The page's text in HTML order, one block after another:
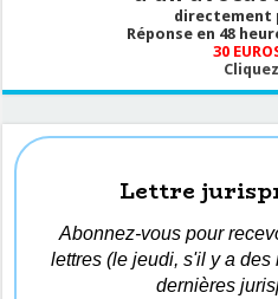
directement
Réponse en 48
30
Lettre
Abonnez-vous pour
lettres (le jeudi, s'il y a
dernières